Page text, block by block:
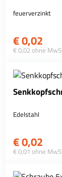
feuerverzinkt
€0,02
€ 0,02 ohne
Edelstahl
€0,02
€ 0,01 ohne